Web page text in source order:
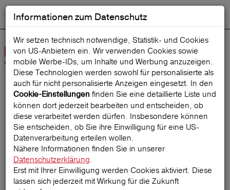
Suche starten
Startseite ReiseMagazin
Reise stornieren? Das
sollten Sie wissen!
Informationen zum Datenschutz
Wir setzen technisch notwendige, Statistik- und Cookies
von US-Anbietern ein. Wir verwenden Cookies sowie
mobile Werbe‑IDs, um Inhalte und Werbung anzuzeigen.
Diese Technologien werden sowohl für personalisierte als
auch für nicht personalisierte Anzeigen eingesetzt. In den
Cookie-Einstellungen finden Sie eine detaillierte Liste und
können dort jederzeit bearbeiten und entscheiden, ob
diese verarbeitet werden dürfen. Insbesondere können
Sie entscheiden, ob Sie ihre Einwilligung für eine US-
Datenverarbeitung erteilen wollen.
Nähere Informationen finden Sie in unserer
Datenschutzerklärung.
Erst mit Ihrer Einwilligung werden Cookies aktiviert. Diese
lassen sich jederzeit mit Wirkung für die Zukunft